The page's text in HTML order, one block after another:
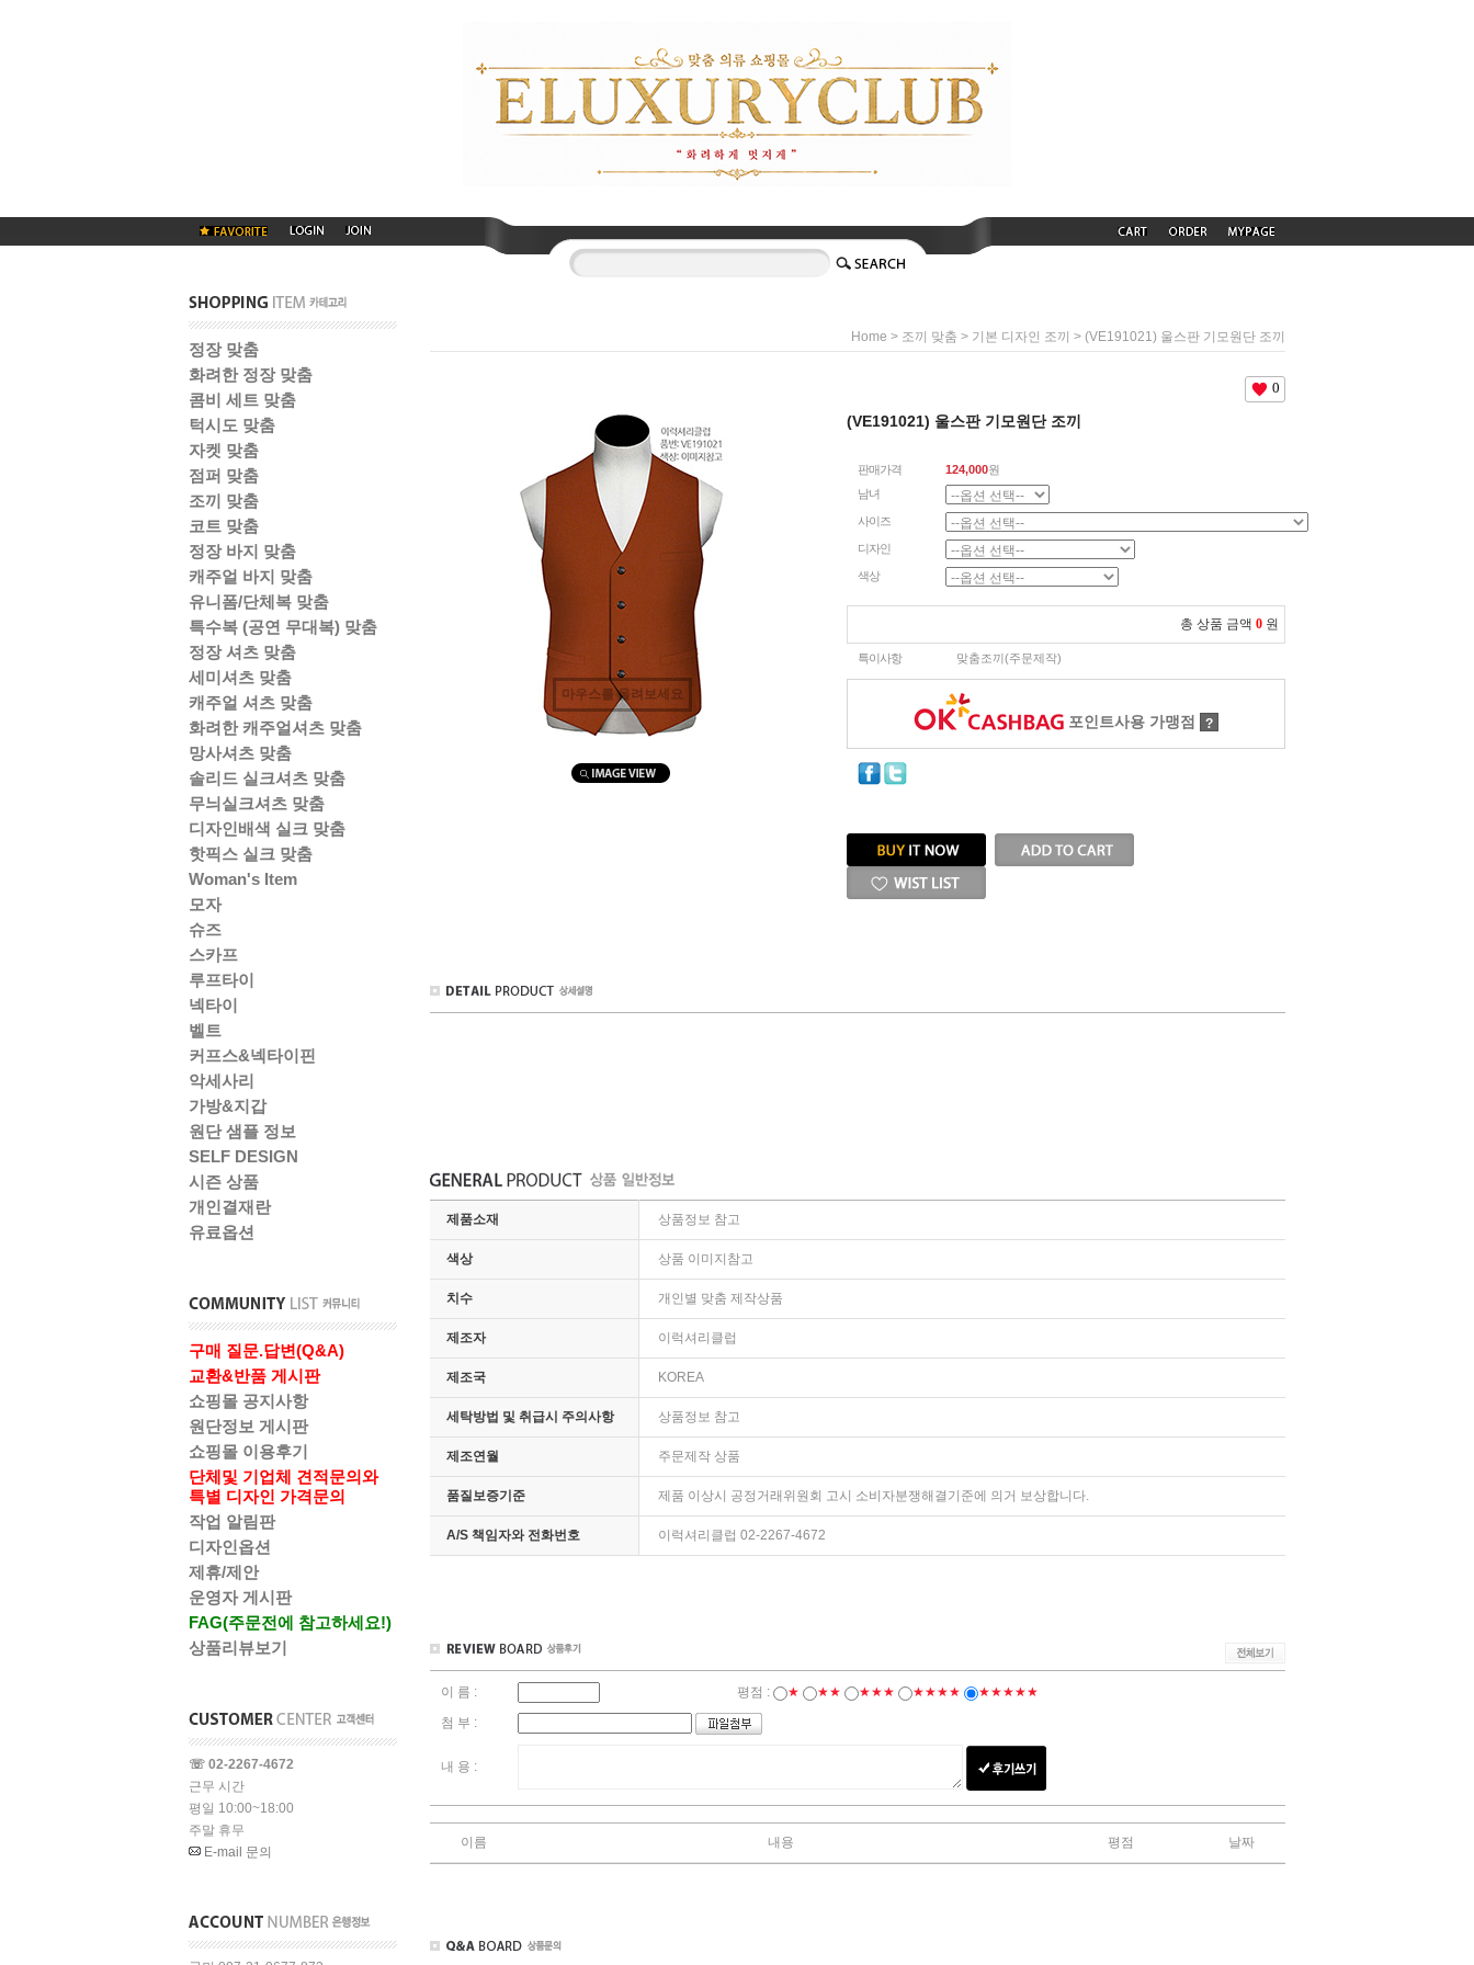
정장 맞춤
화려한 정장 맞춤
콤비 세트 맞춤
턱시도 맞춤
자켓 맞춤
점퍼 맞춤
조끼 맞춤
코트 맞춤
정장 바지 맞춤
캐주얼 바지 맞춤
유니폼/단체복 맞춤
특수복 (공연 무대복) 맞춤
정장 셔츠 맞춤
세미셔츠 맞춤
캐주얼 셔츠 맞춤
화려한 캐주얼셔츠 맞춤
망사셔츠 맞춤
솔리드 실크셔츠 맞춤
무늬실크셔츠 맞춤
디자인배색 실크 맞춤
핫픽스 실크 맞춤
Woman's Item
모자
슈즈
스카프
루프타이
넥타이
벨트
커프스&넥타이핀
악세사리
가방&지갑
원단 샘플 정보
SELF DESIGN
시즌 상품
개인결재란
유료옵션
구매 질문.답변(Q&A)
교환&반품 게시판
쇼핑몰 공지사항
원단정보 게시판
쇼핑몰 이용후기
단체및 기업체 견적문의와
특별 디자인 가격문의
작업 알림판
디자인옵션
제휴/제안
운영자 게시판
FAG(주문전에 참고하세요!)
상품리뷰보기
☏ 02-2267-4672
근무 시간
평일 10:00~18:00
주말 휴무
E-mail 문의
Home > 조끼 맞춤 > 기본 디자인 조끼 > (VE191021) 울스판 기모원단 조끼
마우스를 올려보세요
0
(VE191021) 울스판 기모원단 조끼
판매가격 124,000원
남녀
사이즈
디자인
색상
총 상품 금액 0 원
특이사항 맞춤조끼(주문제작)
포인트사용 가맹점 ?
제품소재 상품정보 참고
색상 상품 이미지참고
치수 개인별 맞춤 제작상품
제조자 이럭셔리클럽
제조국 KOREA
세탁방법 및 취급시 주의사항 상품정보 참고
제조연월 주문제작 상품
품질보증기준 제품 이상시 공정거래위원회 고시 소비자분쟁해결기준에 의거 보상합니다.
A/S 책임자와 전화번호 이럭셔리클럽 02-2267-4672
이 름 : 평점 : ★ ★★ ★★★ ★★★★
★★★★★
첨 부 :
내 용 :
이름 내용 평점 날짜